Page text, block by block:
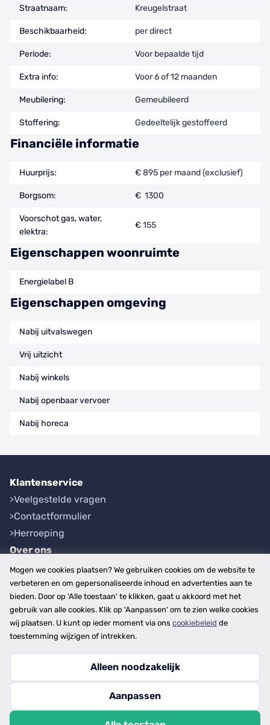
Straatnaam: Kreugelstraat
Beschikbaarheid: per direct
Periode: Voor bepaalde tijd
Extra info: Voor 6 of 12 maanden
Meubilering: Gemeubileerd
Stoffering: Gedeeltelijk gestoffeerd
Financiële informatie
Huurprijs: € 895 per maand (exclusief)
Borgsom: € 1300
Voorschot gas, water,
elektra:
€ 155
Eigenschappen woonruimte
Energielabel B
Eigenschappen omgeving
Nabij uitvalswegen
Vrij uitzicht
Nabij winkels
Nabij openbaar vervoer
Nabij horeca
Klantenservice
Veelgestelde vragen
Contactformulier
Herroeping
Over ons
Bedrijfsgegevens
Werkwijze
Overzichten
Plaatsen
Provincies
Copyright © 2026
privacy- en cookiebeleid
Mogen we cookies plaatsen? We gebruiken cookies om de website te
verbeteren en om gepersonaliseerde inhoud en advertenties aan te
bieden. Door op 'Alle toestaan' te klikken, gaat u akkoord met het
gebruik van alle cookies. Klik op 'Aanpassen' om te zien welke cookies
wij plaatsen. U kunt op ieder moment via ons cookiebeleid de
toestemming wijzigen of intrekken.
Alleen noodzakelijk
Aanpassen